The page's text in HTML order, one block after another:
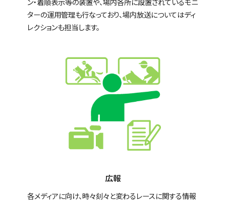
ターの運用管理も行なっており、場内放送についてはディ
レクションも担当します。
広報
各メディアに向け、時々刻々と変わるレースに関する情報